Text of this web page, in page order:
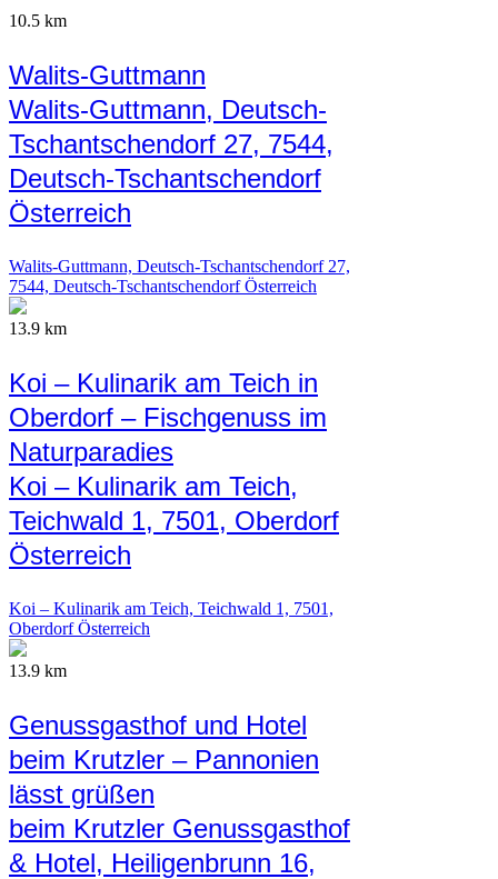
10.5 km
Walits-Guttmann
Walits-Guttmann, Deutsch-
Tschantschendorf 27, 7544,
Deutsch-Tschantschendorf
Österreich
Walits-Guttmann, Deutsch-Tschantschendorf 27,
7544, Deutsch-Tschantschendorf Österreich
13.9 km
Koi – Kulinarik am Teich in
Oberdorf – Fischgenuss im
Naturparadies
Koi – Kulinarik am Teich,
Teichwald 1, 7501, Oberdorf
Österreich
Koi – Kulinarik am Teich, Teichwald 1, 7501,
Oberdorf Österreich
13.9 km
Genussgasthof und Hotel
beim Krutzler – Pannonien
lässt grüßen
beim Krutzler Genussgasthof
& Hotel, Heiligenbrunn 16,